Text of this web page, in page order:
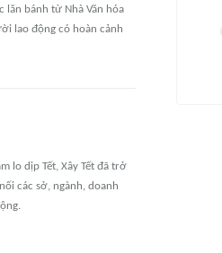
lăn bánh từ Nhà Văn hóa
lao động có hoàn cảnh
lo dịp Tết, Xây Tết đã trở
các sở, ngành, doanh